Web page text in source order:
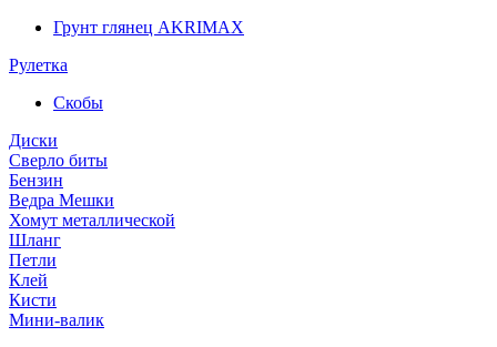
Грунт глянец AKRIMAX
Рулетка
Скобы
Диски
Сверло биты
Бензин
Ведра Мешки
Хомут металлической
Шланг
Петли
Клей
Кисти
Мини-валик